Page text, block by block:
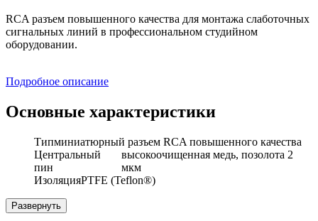
RCA разъем повышенного качества для монтажа слаботочных
сигнальных линий в профессиональном студийном
оборудовании.
Подробное описание
Основные характеристики
Типминиатюрный разъем RCA повышенного качества
Центральный
пин
высокоочищенная медь, позолота 2
мкм
ИзоляцияPTFE (Teflon®)
Развернуть